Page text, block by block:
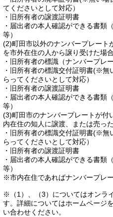
てくださいとして対応）
・旧所有者の譲渡証明書
・届出者の本人確認ができる書類
等）
(2)町田市以外のナンバープレート
を市外在住の人から譲り受けた場合
・旧所有者の標識（ナンバープレー
・旧所有者の標識交付証明書(※無
らってくださいとして対応）
・旧所有者の譲渡証明書
・届出者の本人確認ができる書類
等）
(3)町田市のナンバープレートが付
内在住の知人に譲渡、または売っ
・旧所有者の標識交付証明書(※無
らってくださいとして対応）
・旧所有者の譲渡証明書
・届出者の本人確認ができる書類
等）
※市内在住であればナンバープレ
※（1）、（3）についてはオンラ
す。詳細についてはホームページ
い合わせください。